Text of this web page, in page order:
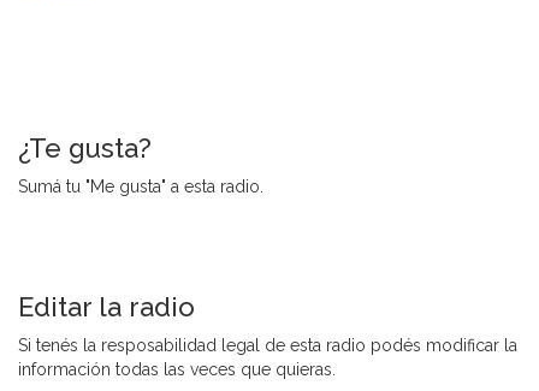
¿Te gusta?
Sumá tu "Me gusta" a esta radio.
Editar la radio
Si tenés la resposabilidad legal de esta radio podés modificar la
información todas las veces que quieras.